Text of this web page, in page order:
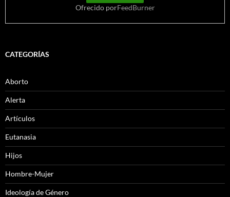
Ofrecido porFeedBurner
CATEGORÍAS
Aborto
Alerta
Artículos
Eutanasia
Hijos
Hombre-Mujer
Ideología de Género